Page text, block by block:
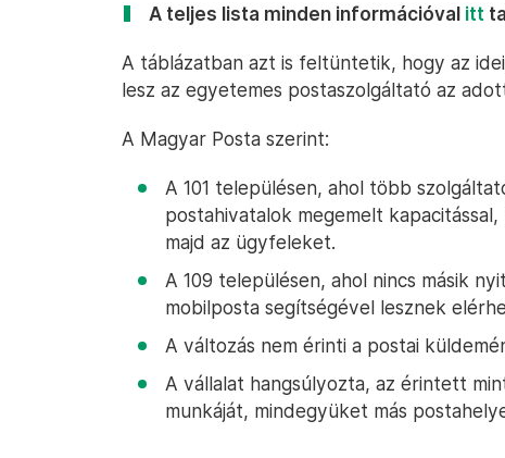
A teljes lista minden információval itt
A táblázatban azt is feltüntetik, hogy az
lesz az egyetemes postaszolgáltató az
A Magyar Posta szerint:
A 101 településen, ahol több
postahivatalok megemelt
majd az ügyfeleket.
A 109 településen, ahol nincs másik
mobilposta segítségével lesznek
A változás nem érinti a postai
A vállalat hangsúlyozta, az érintett
munkáját, mindegyüket más